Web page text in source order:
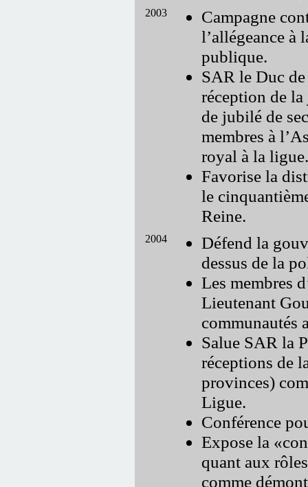
2003
Campagne
l’allégeance à
publique.
SAR le Duc
réception de la
de jubilé de
membres à
royal à la ligue.
Favorise la
le
Reine.
2004
Défend la
dessus de la
Les membres
Lieutenant
communautés
Salue SAR la
réceptions de
provinces)
Ligue.
Conférence
Expose la
quant aux
comme